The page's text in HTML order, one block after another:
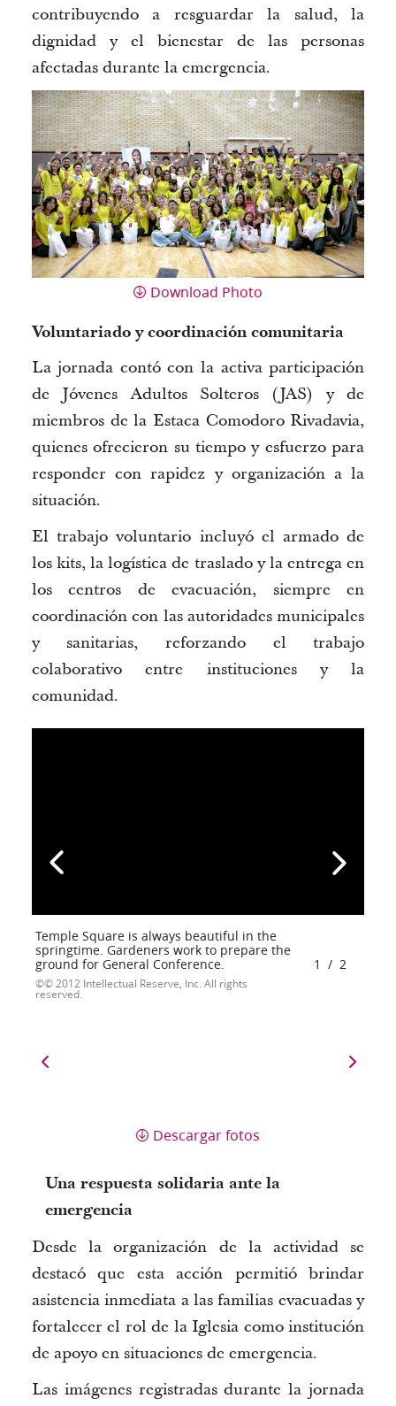
contribuyendo a resguardar la salud, la
dignidad y el bienestar de las personas
afectadas durante la emergencia.
Download Photo
Voluntariado y coordinación comunitaria
La jornada contó con la activa participación
de Jóvenes Adultos Solteros (JAS) y de
miembros de la Estaca Comodoro Rivadavia,
quienes ofrecieron su tiempo y esfuerzo para
responder con rapidez y organización a la
situación.
El trabajo voluntario incluyó el armado de
los kits, la logística de traslado y la entrega en
los centros de evacuación, siempre en
coordinación con las autoridades municipales
y sanitarias, reforzando el trabajo
colaborativo entre instituciones y la
comunidad.
Temple Square is always beautiful in the
springtime. Gardeners work to prepare the
ground for General Conference.
© 2012 Intellectual Reserve, Inc. All rights
reserved.
1 / 2
Descargar fotos
Una respuesta solidaria ante la
emergencia
Desde la organización de la actividad se
destacó que esta acción permitióbrindar
asistencia inmediata a las familias evacuadas y
fortalecer el rol de la Iglesia como institución
de apoyo en situaciones de emergencia.
Las imágenes registradas durante la jornada